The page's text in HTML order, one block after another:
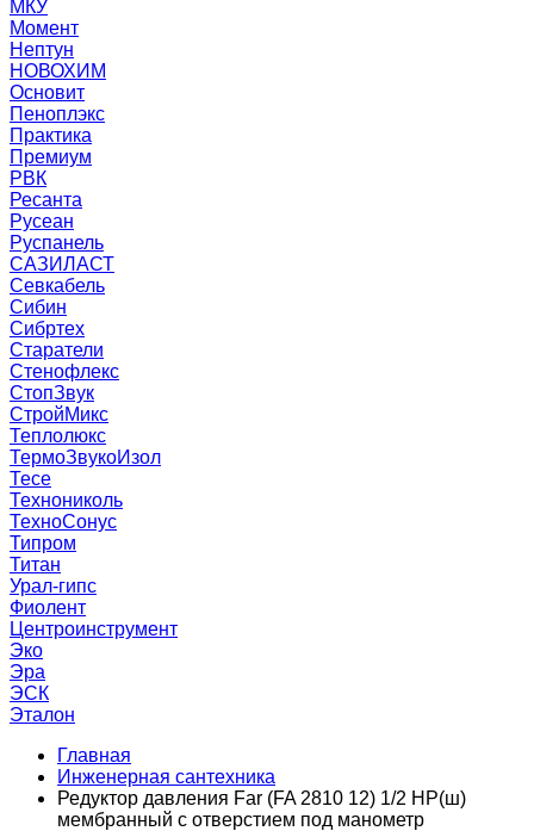
МКУ
Момент
Нептун
НОВОХИМ
Основит
Пеноплэкс
Практика
Премиум
РВК
Ресанта
Русеан
Руспанель
САЗИЛАСТ
Севкабель
Сибин
Сибртех
Старатели
Стенофлекс
СтопЗвук
СтройМикс
Теплолюкс
ТермоЗвукоИзол
Тесе
Технониколь
ТехноСонус
Типром
Титан
Урал-гипс
Фиолент
Центроинструмент
Эко
Эра
ЭСК
Эталон
Главная
Инженерная сантехника
Редуктор давления Far (FA 2810 12) 1/2 НР(ш)
мембранный с отверстием под манометр